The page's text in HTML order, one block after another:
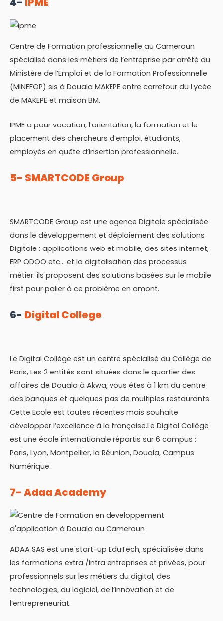
Centre de Formation professionnelle au Cameroun
spécialisé dans les métiers de l’entreprise par arrêté du
Ministère de l’Emploi et de la Formation Professionnelle
(MINEFOP) sis à Douala MAKEPE entre carrefour du Lycée
de MAKEPE et maison BM.
IPME a pour vocation, l’orientation, la formation et le
placement des chercheurs d’emploi, étudiants,
employés en quête d’insertion professionnelle.
5- SMARTCODE Group
SMARTCODE Group est une agence Digitale spécialisée
dans le développement et déploiement des solutions
Digitale : applications web et mobile, des sites internet,
ERP ODOO etc… et la digitalisation des processus
métier. ils proposent des solutions basées sur le mobile
first pour palier à ce problème en amont.
6- Digital College
Le Digital Collège est un centre spécialisé du Collège de
Paris, Les 2 entités sont situées dans le quartier des
affaires de Douala à Akwa, vous êtes à 1 km du centre
des banques et quelques pas de multiples restaurants.
Cette Ecole est toutes récentes mais souhaite
développer l’excellence à la française.Le Digital Collège
est une école internationale répartis sur 6 campus :
Paris, Lyon, Montpellier, la Réunion, Douala, Campus
Numérique.
7- Adaa Academy
ADAA SAS est une start-up EduTech, spécialisée dans
les formations extra /intra entreprises et privées, pour
professionnels sur les métiers du digital, des
technologies, du logiciel, de l’innovation et de
l’entrepreneuriat.